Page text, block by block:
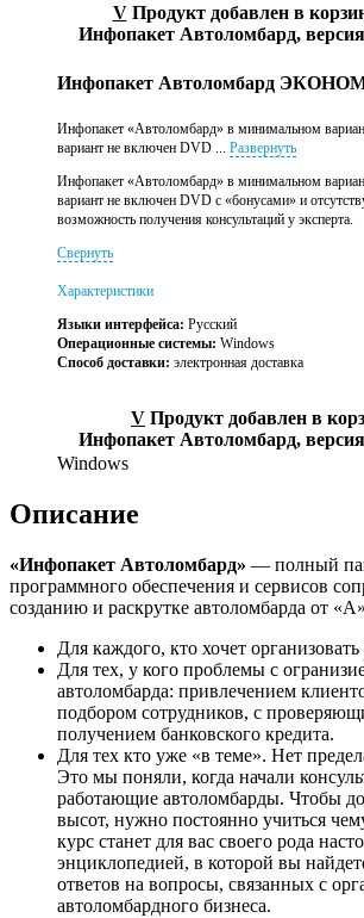
V Продукт добавлен в
Инфопакет Автоломбард,
Инфопакет Автоломбард
Инфопакет «Автоломбард» в минимальном
вариант не включен DVD ... Развернуть
Инфопакет «Автоломбард» в минимальном
вариант не включен DVD с «бонусами» и
возможность получения консультаций у эксперта.
Свернуть
Характеристики
Языки интерфейса: Русский
Операционные системы: Windows
Способ доставки: электронная доставка
V Продукт добавлен в
Инфопакет Автоломбард,
Windows
Описание
«Инфопакет Автоломбард» — полный
программного обеспечения и сервисов
созданию и раскрутке автоломбарда от
Для каждого, кто хочет
Для тех, у кого проблемы с
автоломбарда: привлечением
подбором сотрудников, с
получением банковского кредита.
Для тех кто уже «в теме». Нет
Это мы поняли, когда начали
работающие автоломбарды. Чтобы
высот, нужно постоянно учиться
курс станет для вас своего рода
энциклопедией, в которой вы
ответов на вопросы, связанных с
автоломбардного бизнеса.